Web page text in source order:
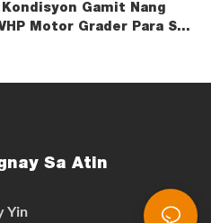
Kondisyon Gamit Nang
Motor Grader Para Sa
Sa Atin
Yin